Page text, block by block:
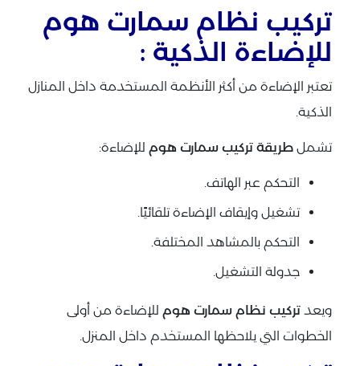
تركيب نظام سمارت هوم
للإضاءة الذكية :
تعتبر الإضاءة من أكثر الأنظمة المستخدمة داخل المنازل
الذكية.
تشمل طريقة تركيب سمارت هوم للإضاءة:
التحكم عبر الهاتف.
تشغيل وإيقاف الإضاءة تلقائيًا.
التحكم بالمشاهد المختلفة.
جدولة التشغيل.
ويعد تركيب نظام سمارت هوم للإضاءة من أولى
الخطوات التي يلاحظها المستخدم داخل المنزل.